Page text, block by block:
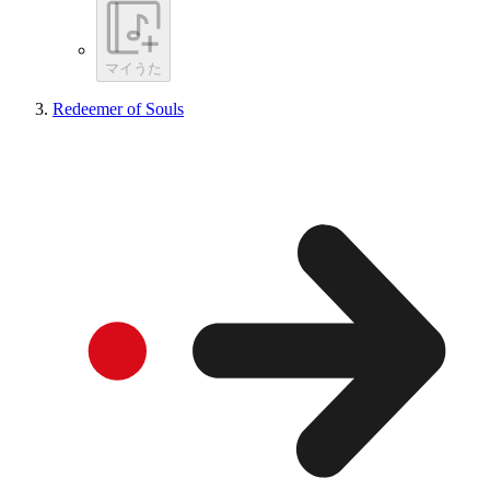
マイうた
Redeemer of Souls